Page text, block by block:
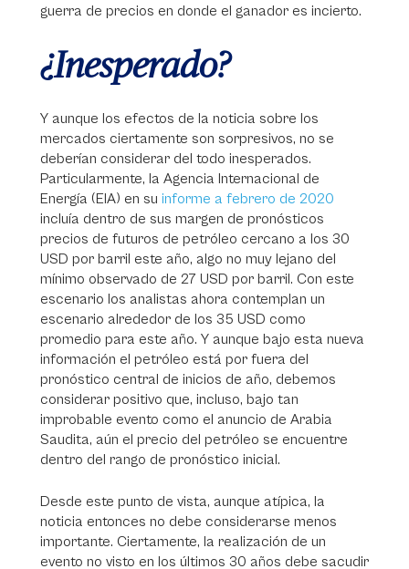
guerra de precios en donde el ganador es incierto.
¿Inesperado?
Y aunque los efectos de la noticia sobre los
mercados ciertamente son sorpresivos, no se
deberían considerar del todo inesperados.
Particularmente, la Agencia Internacional de
Energía (EIA) en su informe a febrero de 2020
incluía dentro de sus margen de pronósticos
precios de futuros de petróleo cercano a los 30
USD por barril este año, algo no muy lejano del
mínimo observado de 27 USD por barril. Con este
escenario los analistas ahora contemplan un
escenario alrededor de los 35 USD como
promedio para este año. Y aunque bajo esta nueva
información el petróleo está por fuera del
pronóstico central de inicios de año, debemos
considerar positivo que, incluso, bajo tan
improbable evento como el anuncio de Arabia
Saudita, aún el precio del petróleo se encuentre
dentro del rango de pronóstico inicial.
Desde este punto de vista, aunque atípica, la
noticia entonces no debe considerarse menos
importante. Ciertamente, la realización de un
evento no visto en los últimos 30 años debe sacudir